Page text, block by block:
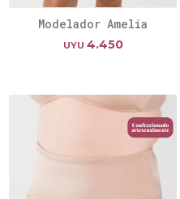
Modelador Amelia
UYU 4.450